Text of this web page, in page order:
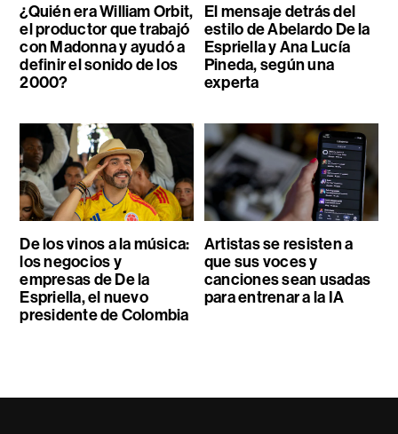
¿Quién era William Orbit,
el productor que trabajó
con Madonna y ayudó a
definir el sonido de los
2000?
El mensaje detrás del
estilo de Abelardo De la
Espriella y Ana Lucía
Pineda, según una
experta
De los vinos a la música:
los negocios y
empresas de De la
Espriella, el nuevo
presidente de Colombia
Artistas se resisten a
que sus voces y
canciones sean usadas
para entrenar a la IA